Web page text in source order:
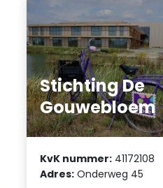
Stichting De
Gouwebloem
KvK nummer: 41172108
Adres: Onderweg 45